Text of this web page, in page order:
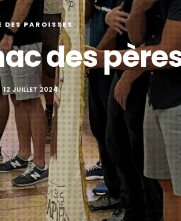
DES PAROISSES
des
12 JUILLET 2024